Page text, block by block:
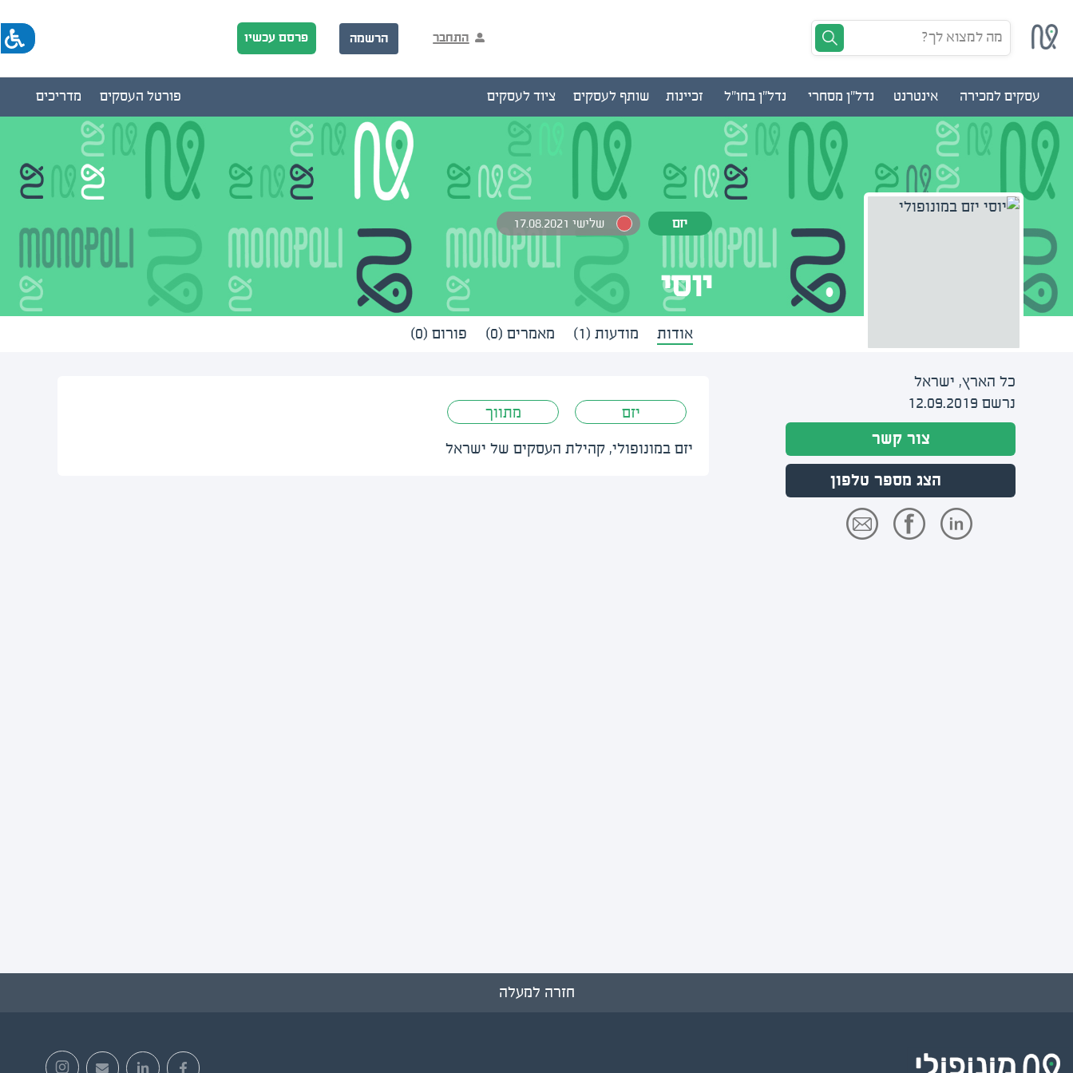
מה למצוא לך? התחבר הרשמה פרסם עכשיו
עסקים למכירה אינטרנט נדל"ן מסחרי נדל"ן בחו"ל זכיינות שותף לעסקים ציוד לעסקים מדריכים פורטל העסקים
יזם שלישי 17.08.2021
יוסי
כל הארץ, ישראל
נרשם 12.09.2019
צור קשר
הצג מספר טלפון
אודות מודעות (1) מאמרים (0) פורום (0)
יזם
מתווך
יזם במונופולי, קהילת העסקים של ישראל
חזרה למעלה